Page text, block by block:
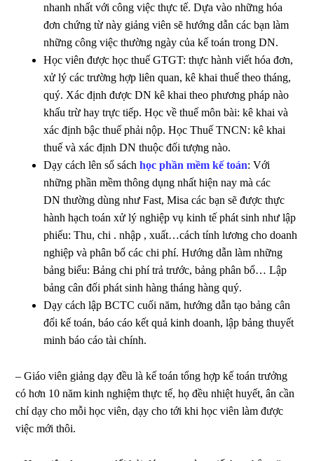
nhanh nhất với công việc thực tế. Dựa vào những hóa
đơn chứng từ này giảng viên sẽ hướng dẫn các bạn làm
những công việc thường ngày của kế toán trong DN.
Học viên được học thuế GTGT: thực hành viết hóa đơn,
xử lý các trường hợp liên quan, kê khai thuế theo tháng,
quý. Xác định được DN kê khai theo phương pháp nào
khấu trừ hay trực tiếp. Học về thuế môn bài: kê khai và
xác định bậc thuế phải nộp. Học Thuế TNCN: kê khai
thuế và xác định DN thuộc đối tượng nào.
Dạy cách lên sổ sáchhọc phần mềm kế toán: Với
những phần mềm thông dụng nhất hiện nay mà các
DN thường dùng như Fast, Misa các bạn sẽ được thực
hành hạch toán xử lý nghiệp vụ kinh tế phát sinh như lập
phiếu: Thu, chi . nhập , xuất…cách tính lương cho doanh
nghiệp và phân bổ các chi phí. Hướng dẫn làm những
bảng biểu: Bảng chi phí trả trước, bảng phân bổ… Lập
bảng cân đối phát sinh hàng tháng hàng quý.
Dạy cách lập BCTC cuối năm, hướng dẫn tạo bảng cân
đối kế toán, báo cáo kết quả kinh doanh, lập bảng thuyết
minh báo cáo tài chính.
– Giáo viên giảng dạy đều là kế toán tổng hợp kế toán trưởng
có hơn 10 năm kinh nghiệm thực tế, họ đều nhiệt huyết, ân cần
chỉ dạy cho mỗi học viên, dạy cho tới khi học viên làm được
việc mới thôi.